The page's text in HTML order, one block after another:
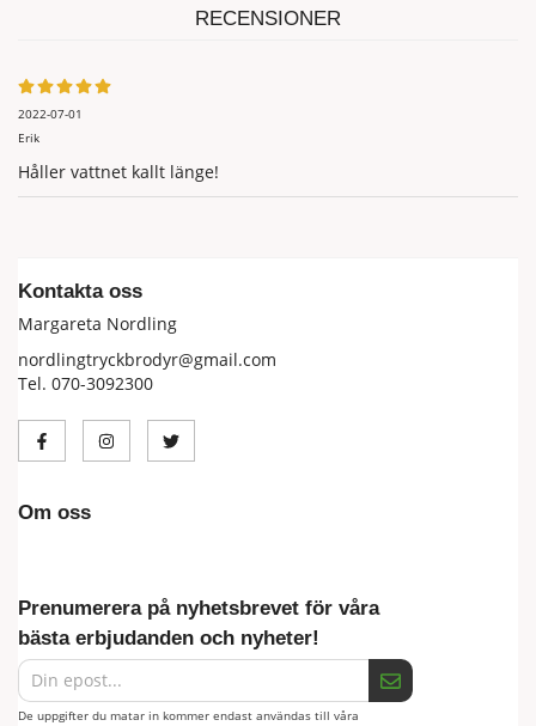
RECENSIONER
2022-07-01
Erik
Håller vattnet kallt länge!
Kontakta oss
Margareta Nordling
nordlingtryckbrodyr@gmail.com
Tel. 070-3092300
Om oss
Prenumerera på nyhetsbrevet för våra
bästa erbjudanden och nyheter!
De uppgifter du matar in kommer endast användas till våra